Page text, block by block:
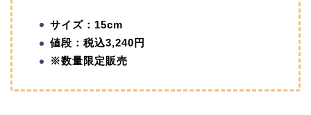
サイズ：15cm
値段：税込3,240円
※数量限定販売